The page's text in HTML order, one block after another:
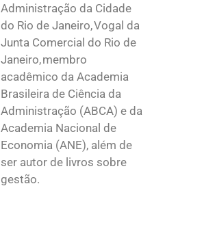
Administração da Cidade
do Rio de Janeiro, Vogal da
Junta Comercial do Rio de
Janeiro, membro
acadêmico da Academia
Brasileira de Ciência da
Administração (ABCA) e da
Academia Nacional de
Economia (ANE), além de
ser autor de livros sobre
gestão.